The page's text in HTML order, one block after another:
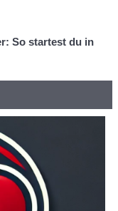
So startest du in